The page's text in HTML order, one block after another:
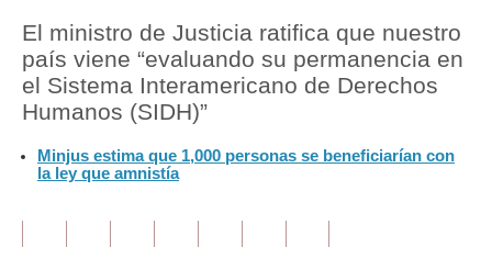
Política
Tu Dinero
Finanzas Personales
El ministro de Justicia ratifica que nuestro
país viene “evaluando su permanencia en
el Sistema Interamericano de Derechos
Humanos (SIDH)”
Minjus estima que 1,000 personas se beneficiarían con
la ley que amnistía